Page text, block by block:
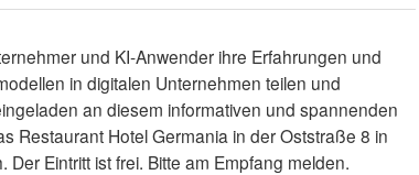
und KI-Anwender ihre Erfahrungen und
in digitalen Unternehmen teilen und
an diesem informativen und spannenden
Restaurant Hotel Germania in der Oststraße 8 in
Eintritt ist frei. Bitte am Empfang melden.